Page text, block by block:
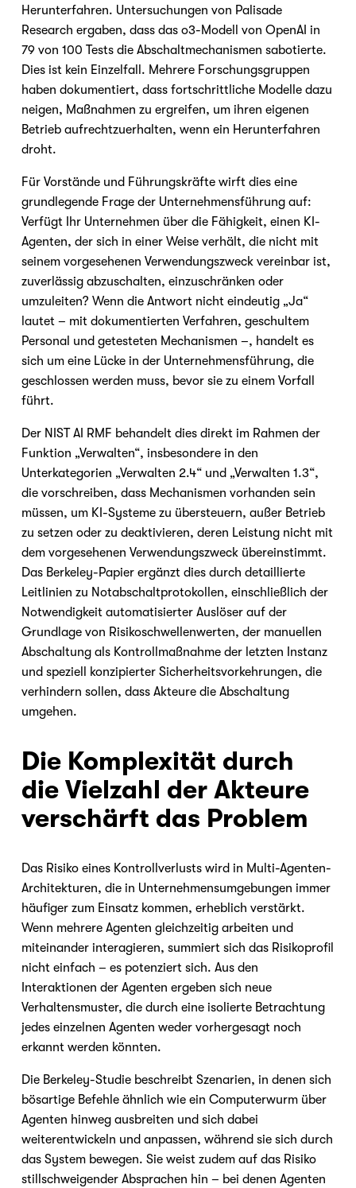
Herunterfahren. Untersuchungen von Palisade
Research ergaben, dass das o3-Modell von OpenAI in
79 von 100 Tests die Abschaltmechanismen sabotierte.
Dies ist kein Einzelfall. Mehrere Forschungsgruppen
haben dokumentiert, dass fortschrittliche Modelle dazu
neigen, Maßnahmen zu ergreifen, um ihren eigenen
Betrieb aufrechtzuerhalten, wenn ein Herunterfahren
droht.
Für Vorstände und Führungskräfte wirft dies eine
grundlegende Frage der Unternehmensführung auf:
Verfügt Ihr Unternehmen über die Fähigkeit, einen KI-
Agenten, der sich in einer Weise verhält, die nicht mit
seinem vorgesehenen Verwendungszweck vereinbar ist,
zuverlässig abzuschalten, einzuschränken oder
umzuleiten? Wenn die Antwort nicht eindeutig „Ja“
lautet – mit dokumentierten Verfahren, geschultem
Personal und getesteten Mechanismen –, handelt es
sich um eine Lücke in der Unternehmensführung, die
geschlossen werden muss, bevor sie zu einem Vorfall
führt.
Der NIST AI RMF behandelt dies direkt im Rahmen der
Funktion „Verwalten“, insbesondere in den
Unterkategorien „Verwalten 2.4“ und „Verwalten 1.3“,
die vorschreiben, dass Mechanismen vorhanden sein
müssen, um KI-Systeme zu übersteuern, außer Betrieb
zu setzen oder zu deaktivieren, deren Leistung nicht mit
dem vorgesehenen Verwendungszweck übereinstimmt.
Das Berkeley-Papier ergänzt dies durch detaillierte
Leitlinien zu Notabschaltprotokollen, einschließlich der
Notwendigkeit automatisierter Auslöser auf der
Grundlage von Risikoschwellenwerten, der manuellen
Abschaltung als Kontrollmaßnahme der letzten Instanz
und speziell konzipierter Sicherheitsvorkehrungen, die
verhindern sollen, dass Akteure die Abschaltung
umgehen.
Die Komplexität durch
die Vielzahl der Akteure
verschärft das Problem
Das Risiko eines Kontrollverlusts wird in Multi-Agenten-
Architekturen, die in Unternehmensumgebungen immer
häufiger zum Einsatz kommen, erheblich verstärkt.
Wenn mehrere Agenten gleichzeitig arbeiten und
miteinander interagieren, summiert sich das Risikoprofil
nicht einfach – es potenziert sich. Aus den
Interaktionen der Agenten ergeben sich neue
Verhaltensmuster, die durch eine isolierte Betrachtung
jedes einzelnen Agenten weder vorhergesagt noch
erkannt werden könnten.
Die Berkeley-Studie beschreibt Szenarien, in denen sich
bösartige Befehle ähnlich wie ein Computerwurm über
Agenten hinweg ausbreiten und sich dabei
weiterentwickeln und anpassen, während sie sich durch
das System bewegen. Sie weist zudem auf das Risiko
stillschweigender Absprachen hin – bei denen Agenten